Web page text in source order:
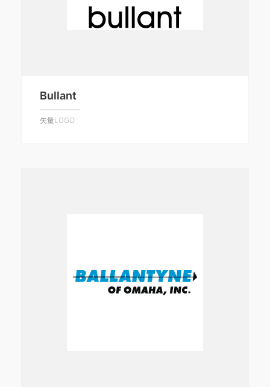
Bullant
矢量LOGO